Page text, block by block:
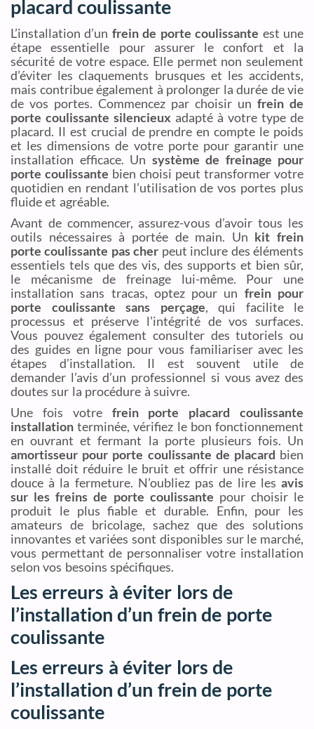
placard coulissante
L’installation d’un frein de porte coulissante est une
étape essentielle pour assurer le confort et la
sécurité de votre espace. Elle permet non seulement
d’éviter les claquements brusques et les accidents,
mais contribue également à prolonger la durée de vie
de vos portes. Commencez par choisir un frein de
porte coulissante silencieux adapté à votre type de
placard. Il est crucial de prendre en compte le poids
et les dimensions de votre porte pour garantir une
installation efficace. Un système de freinage pour
porte coulissante bien choisi peut transformer votre
quotidien en rendant l’utilisation de vos portes plus
fluide et agréable.
Avant de commencer, assurez-vous d’avoir tous les
outils nécessaires à portée de main. Un kit frein
porte coulissante pas cher peut inclure des éléments
essentiels tels que des vis, des supports et bien sûr,
le mécanisme de freinage lui-même. Pour une
installation sans tracas, optez pour un frein pour
porte coulissante sans perçage, qui facilite le
processus et préserve l’intégrité de vos surfaces.
Vous pouvez également consulter des tutoriels ou
des guides en ligne pour vous familiariser avec les
étapes d’installation. Il est souvent utile de
demander l’avis d’un professionnel si vous avez des
doutes sur la procédure à suivre.
Une fois votre frein porte placard coulissante
installation terminée, vérifiez le bon fonctionnement
en ouvrant et fermant la porte plusieurs fois. Un
amortisseur pour porte coulissante de placard bien
installé doit réduire le bruit et offrir une résistance
douce à la fermeture. N’oubliez pas de lire les avis
sur les freins de porte coulissante pour choisir le
produit le plus fiable et durable. Enfin, pour les
amateurs de bricolage, sachez que des solutions
innovantes et variées sont disponibles sur le marché,
vous permettant de personnaliser votre installation
selon vos besoins spécifiques.
Les erreurs à éviter lors de
l’installation d’un frein de porte
coulissante
Les erreurs à éviter lors de
l’installation d’un frein de porte
coulissante